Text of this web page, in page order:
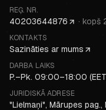
REĢ. NR.
40203644876 · kopš
KONTAKTS
Sazināties ar mums
DARBA LAIKS
P.–Pk. 09:00–18:00
JURIDISKĀ ADRESE
"Lielmaņi", Mārupes